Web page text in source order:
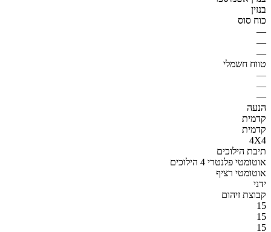
בנזין
כוח סוס
—
—
—
טווח חשמלי
—
—
—
הנעה
קדמית
קדמית
4X4
תיבת הילוכים
אוטומטי פלנטרי 4 הילוכים
אוטומטי רציף
ידני
קבוצת זיהום
15
15
15